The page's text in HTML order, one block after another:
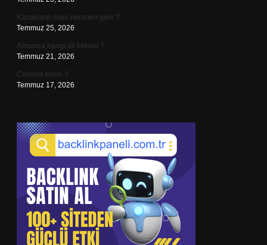
Kazakların soyu nereden gelir ?
Temmuz 25, 2026
Almanca hangi dil kökeni ?
Temmuz 21, 2026
Cosmos kimin ?
Temmuz 17, 2026